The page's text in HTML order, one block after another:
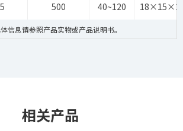
500 40~120
信息请参照产品实物或产品说明书。
相关产品